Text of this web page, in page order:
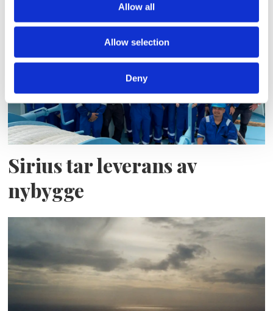
Allow all
Allow selection
Deny
Sirius tar leverans av
nybygge